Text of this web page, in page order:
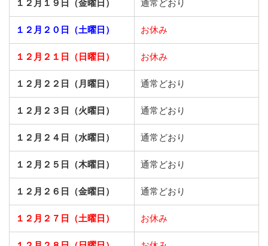
１２月１９日（金曜日） 通常どおり
１２月２０日（土曜日） お休み
１２月２１日（日曜日） お休み
１２月２２日（月曜日） 通常どおり
１２月２３日（火曜日） 通常どおり
１２月２４日（水曜日） 通常どおり
１２月２５日（木曜日） 通常どおり
１２月２６日（金曜日） 通常どおり
１２月２７日（土曜日） お休み